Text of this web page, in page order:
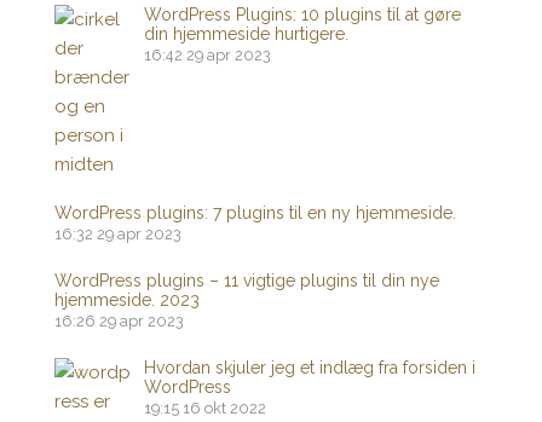
WordPress Plugins: 10 plugins til at gøre
din hjemmeside hurtigere.
16:42 29 apr 2023
WordPress plugins: 7 plugins til en ny hjemmeside.
16:32 29 apr 2023
WordPress plugins – 11 vigtige plugins til din nye
hjemmeside. 2023
16:26 29 apr 2023
Hvordan skjuler jeg et indlæg fra forsiden i
WordPress
19:15 16 okt 2022